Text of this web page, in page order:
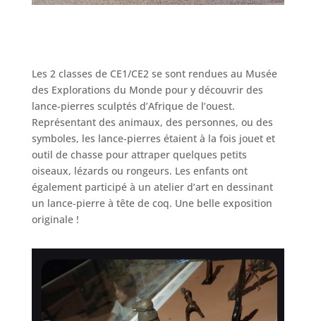
Les 2 classes de CE1/CE2 se sont rendues au Musée
des Explorations du Monde pour y découvrir des
lance-pierres sculptés d’Afrique de l’ouest.
Représentant des animaux, des personnes, ou des
symboles, les lance-pierres étaient à la fois jouet et
outil de chasse pour attraper quelques petits
oiseaux, lézards ou rongeurs. Les enfants ont
également participé à un atelier d’art en dessinant
un lance-pierre à tête de coq. Une belle exposition
originale !